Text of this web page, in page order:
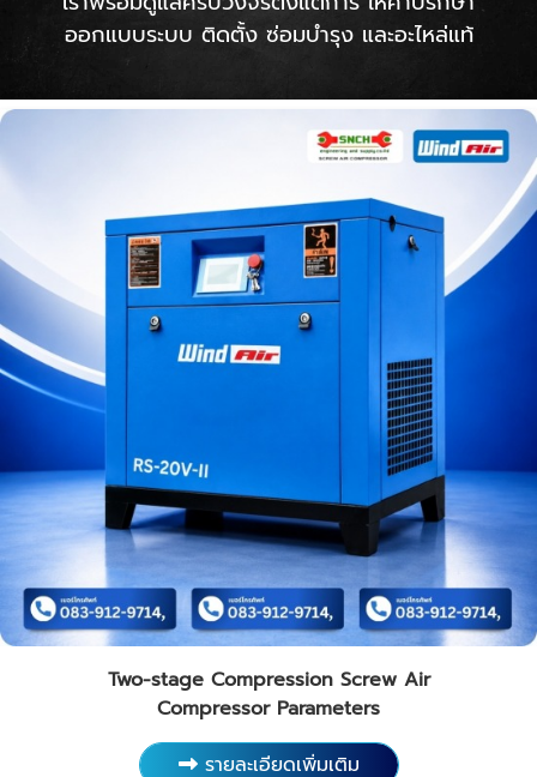
ออกแบบระบบ ติดตั้ง ซ่อมบำรุง และอะไหล่แท้
Two-stage Compression Screw Air
Compressor Parameters
รายละเอียดเพิ่มเติม